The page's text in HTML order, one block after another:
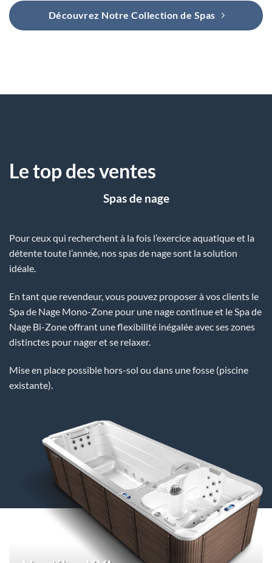
Découvrez Notre Collection de Spas
Le top des ventes
Spas de nage
Pour ceux qui recherchent à la fois l’exercice aquatique et la
détente toute l’année, nos spas de nage sont la solution
idéale.
En tant que revendeur, vous pouvez proposer à vos clients le
Spa de Nage Mono-Zone pour une nage continue et le Spa de
Nage Bi-Zone offrant une flexibilité inégalée avec ses zones
distinctes pour nager et se relaxer.
Mise en place possible hors-sol ou dans une fosse (piscine
existante).